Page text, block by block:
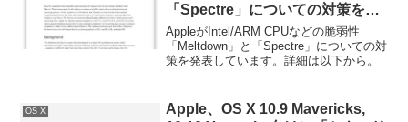
「Spectre」についての対策を発
表。MeltdownについてはiOS
11.2＆macOS 10.13.2で既に緩和
策済。
AppleがIntel/ARM CPUなどの脆弱性
「Meltdown」と「Spectre」についての対
策を発表しています。詳細は以下から。
OS X
Apple、OS X 10.9 Mavericks,